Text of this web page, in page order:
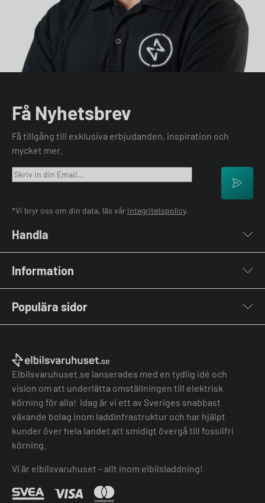
Få Nyhetsbrev
Få tillgång till exklusiva erbjudanden, inspiration och
mycket mer.
*Vi bryr oss om din data, läs vår integritetspolicy.
Handla
Laddkablar
Kabelhållare
Stolpar & Fästen
Portabla Laddare
Övriga tillbehör
Information
Kontakta oss
Vanliga frågor & svar
El-lexikon
Installation
Grön teknik bidrag
Lastbalansering
Köpvillkor
Köpvillkor batteri
Felanmälan
Hantera cookies
Populära sidor
Elbilsladdare företag
Laddbox bäst i test
Bilmärken
Jämför laddboxar
Jämför hembatterier
Elbilsvaruhuset.se lanserades med en tydlig idé och
vision om att underlätta omställningen till elektrisk
körning för alla! Idag är vi ett av Sveriges snabbast
växande bolag inom laddinfrastruktur och har hjälpt
kunder över hela landet att smidigt övergå till fossilfri
körning.
Vi är elbilsvaruhuset – allt inom elbilsladdning!